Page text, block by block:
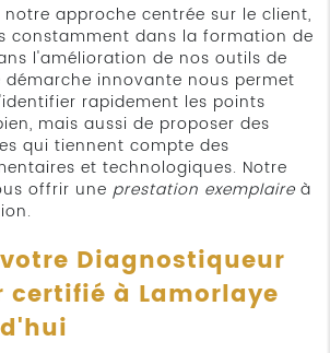
approche centrée sur le client,
constamment dans la formation de
l'amélioration de nos outils de
innovante nous permet
rapidement les points
mais aussi de proposer des
qui tiennent compte des
et technologiques. Notre
offrir une prestation exemplaire à
Diagnostiqueur
à Lamorlaye